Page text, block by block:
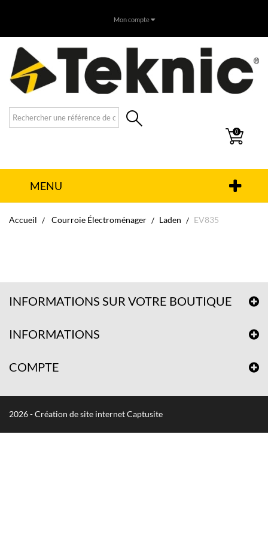
Mon compte
0
MENU
Accueil Courroie Électroménager Laden EV835
INFORMATIONS SUR VOTRE BOUTIQUE
INFORMATIONS
COMPTE
2026 - Création de site internet Captusite